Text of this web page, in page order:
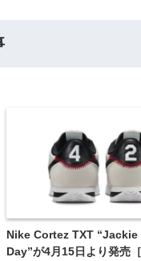
Nike Cortez TXT
Day”が4月15日より発売